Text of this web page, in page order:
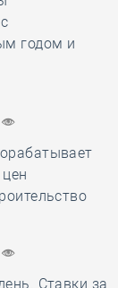
годом и
Ставки за